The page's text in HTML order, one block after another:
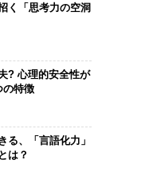
く「思考力の空洞
? 心理的安全性が
の特徴
る、「言語化力」
は？